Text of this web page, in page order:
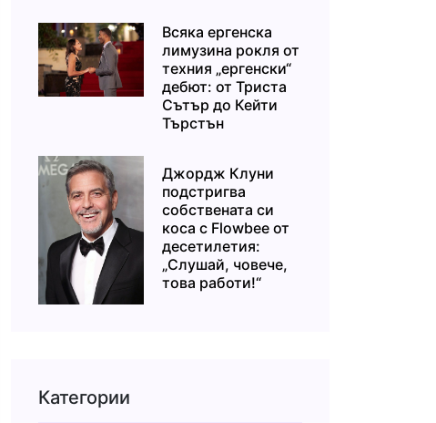
Всяка ергенска
лимузина рокля от
техния „ергенски“
дебют: от Триста
Сътър до Кейти
Търстън
Джордж Клуни
подстригва
собствената си
коса с Flowbee от
десетилетия:
„Слушай, човече,
това работи!“
Категории